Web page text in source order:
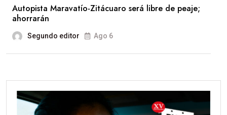
Autopista Maravatío-Zitácuaro será libre de peaje;
ahorrarán
Segundo editor Ago 6